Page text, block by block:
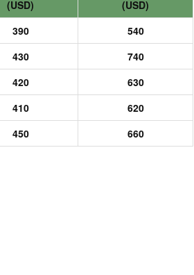
(USD)
(USD)
390
540
430
740
420
630
410
620
450 660